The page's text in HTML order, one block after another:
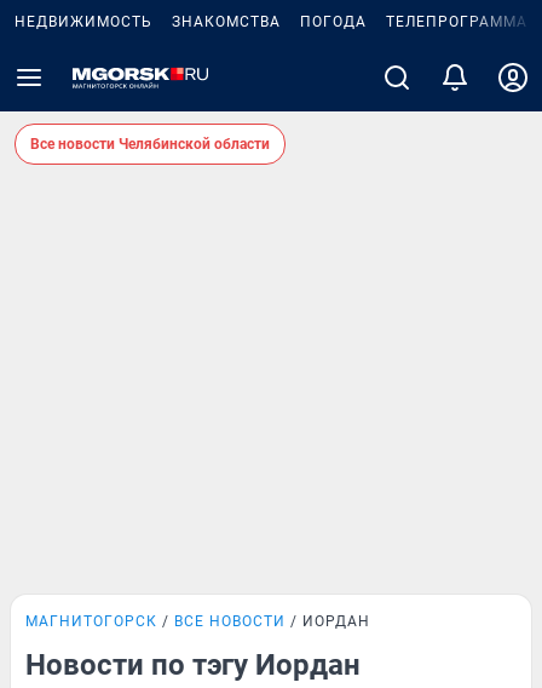
НЕДВИЖИМОСТЬ ЗНАКОМСТВА ПОГОДА ТЕЛЕПРОГРАММА
Все новости Челябинской области
МАГНИТОГОРСК ВСЕ НОВОСТИ ИОРДАН
Новости по тэгу Иордан